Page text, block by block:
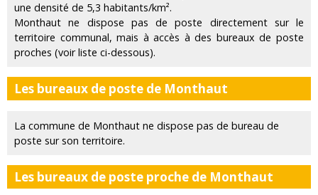
une densité de 5,3 habitants/km².
Monthaut ne dispose pas de poste directement sur le
territoire communal, mais à accès à des bureaux de poste
proches (voir liste ci-dessous).
Les bureaux de poste de Monthaut
La commune de Monthaut ne dispose pas de bureau de
poste sur son territoire.
Les bureaux de poste proche de Monthaut